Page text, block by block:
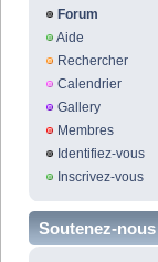
Forum
Aide
Rechercher
Calendrier
Gallery
Membres
Identifiez-vous
Inscrivez-vous
Soutenez-nous